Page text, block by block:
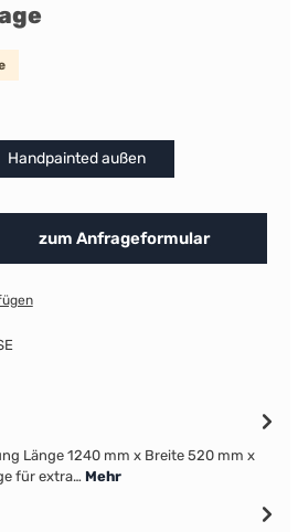
Handpainted außen
Anzahl: Gib den
zum Anfrageformular
Länge 1240 mm x Breite 520 mm x
für extra… Mehr